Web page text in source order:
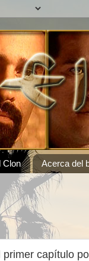
Clon Acerca del
primer capítulo